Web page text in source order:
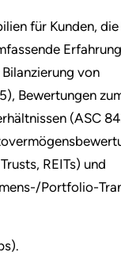
für Kunden,
von
Bewertungen
(ASC
REITs) und
Portfolio-